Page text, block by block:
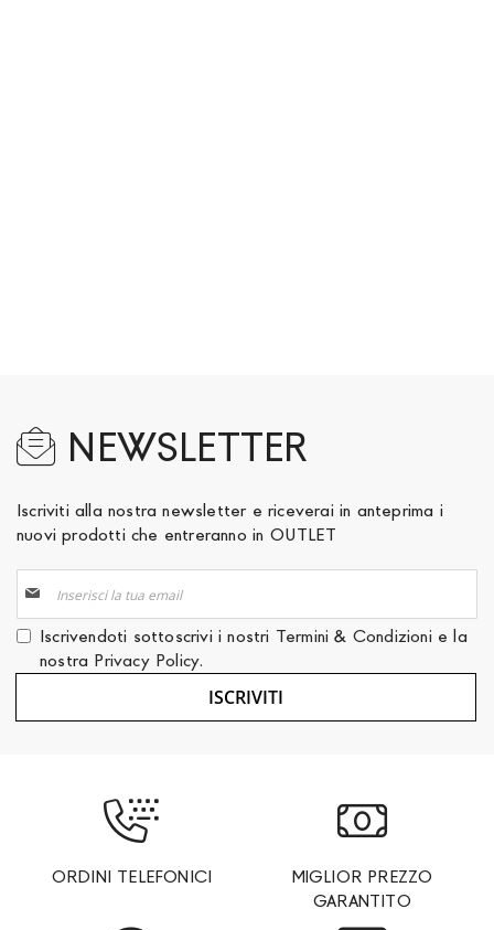
NEWSLETTER
Iscriviti alla nostra newsletter e riceverai in anteprima i
nuovi prodotti che entreranno in OUTLET
alla
nostra
Newsletter:
Iscrivendoti sottoscrivi i nostri Termini & Condizioni e la
nostra Privacy Policy.
ISCRIVITI
ORDINI TELEFONICI
MIGLIOR PREZZO
GARANTITO